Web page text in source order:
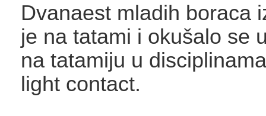
Dvanaest mladih boraca
je na tatami i okušalo se
na tatamiju u
light contact.